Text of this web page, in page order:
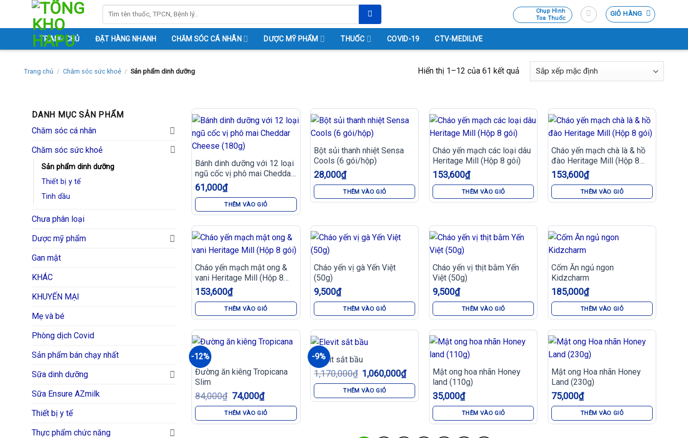
content
kiếm:
Chụp Hình
Toa Thuốc
GIỎ HÀNG
TRANG CHỦ ĐẶT HÀNG NHANH CHĂM SÓC CÁ NHÂN DƯỢC MỸ PHẨM THUỐC COVID-19 CTV-MEDILIVE
Trang chủ / Chăm sóc sức khoẻ / Sản phẩm dinh dưỡng Hiển thị 1–12 của 61 kết quả
DANH MỤC SẢN PHẨM
Chăm sóc cá nhân
Chăm sóc sức khoẻ
Sản phẩm dinh dưỡng
Thiết bị y tế
Tinh dầu
Chưa phân loại
Dược mỹ phẩm
Gan mật
KHÁC
KHUYẾN MẠI
Mẹ và bé
Phòng dịch Covid
Sản phẩm bán chạy nhất
Sữa dinh dưỡng
Sữa Ensure AZmilk
Thiết bị y tế
Thực phẩm chức năng
Bánh dinh dưỡng với 12 loại
ngũ cốc vị phô mai Cheddar
Cheese (180g)
61,000₫
THÊM VÀO GIỎ
Bột sủi thanh nhiệt Sensa
Cools (6 gói/hộp)
28,000₫
THÊM VÀO GIỎ
Cháo yến mạch các loại dâu
Heritage Mill (Hộp 8 gói)
153,600₫
THÊM VÀO GIỎ
Cháo yến mạch chà là & hồ
đào Heritage Mill (Hộp 8
gói)
153,600₫
THÊM VÀO GIỎ
Cháo yến mạch mật ong &
vani Heritage Mill (Hộp 8
gói)
153,600₫
THÊM VÀO GIỎ
Cháo yến vị gà Yến Việt
(50g)
9,500₫
THÊM VÀO GIỎ
Cháo yến vị thịt bằm Yến
Việt (50g)
9,500₫
THÊM VÀO GIỎ
Cốm Ăn ngủ ngon
Kidzcharm
185,000₫
THÊM VÀO GIỎ
-12%
Đường ăn kiêng Tropicana
Slim
84,000₫ Giá
gốc
là:
84,000₫.
74,000₫Giá
hiện
tại
là:
74,000₫.
THÊM VÀO GIỎ
-9%
Elevit sắt bầu
1,170,000₫ Giá
gốc
là:
1,170,000₫.
1,060,000₫Giá
hiện
tại
1,060,000₫.
THÊM VÀO GIỎ
Mật ong hoa nhãn Honey
land (110g)
35,000₫
THÊM VÀO GIỎ
Mật ong Hoa nhãn Honey
Land (230g)
75,000₫
THÊM VÀO GIỎ